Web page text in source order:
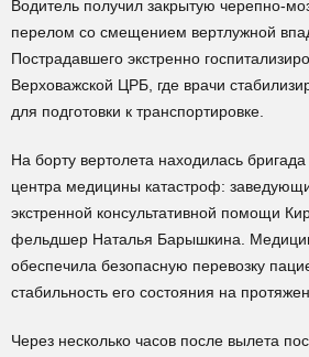
Водитель получил закрытую черепно-
перелом со смещением вертлужной
Пострадавшего экстренно
Верховажской ЦРБ, где врачи
для подготовки к транспортировке.
На борту вертолета находилась
центра медицины катастроф:
экстренной консультативной помощи
фельдшер Наталья Барышкина.
обеспечила безопасную перевозку
стабильность его состояния на
Через несколько часов после вылета